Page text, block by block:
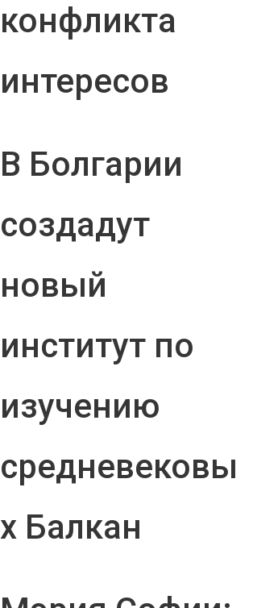
конфликта
интересов
В Болгарии
создадут
новый
институт по
изучению
средневековы
х Балкан